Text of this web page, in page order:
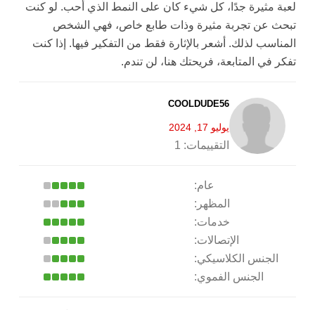
لعبة مثيرة جدًا، كل شيء كان على النمط الذي أحب. لو كنت
تبحث عن تجربة مثيرة وذات طابع خاص، فهي الشخص
المناسب لذلك. أشعر بالإثارة فقط من التفكير فيها. إذا كنت
تفكر في المتابعة، فريحتك هنا، لن تندم.
COOLDUDE56
يوليو 17, 2024
التقييمات: 1
عام:
المظهر:
خدمات:
الإتصالات:
الجنس الكلاسيكي:
الجنس الفموي: